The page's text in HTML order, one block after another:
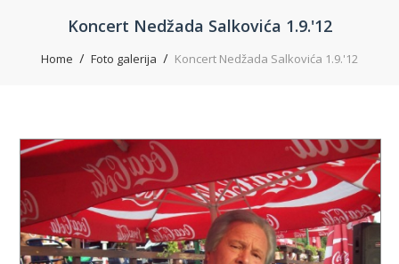
Koncert Nedžada Salkovića 1.9.'12
Home Foto galerija Koncert Nedžada Salkovića 1.9.'12